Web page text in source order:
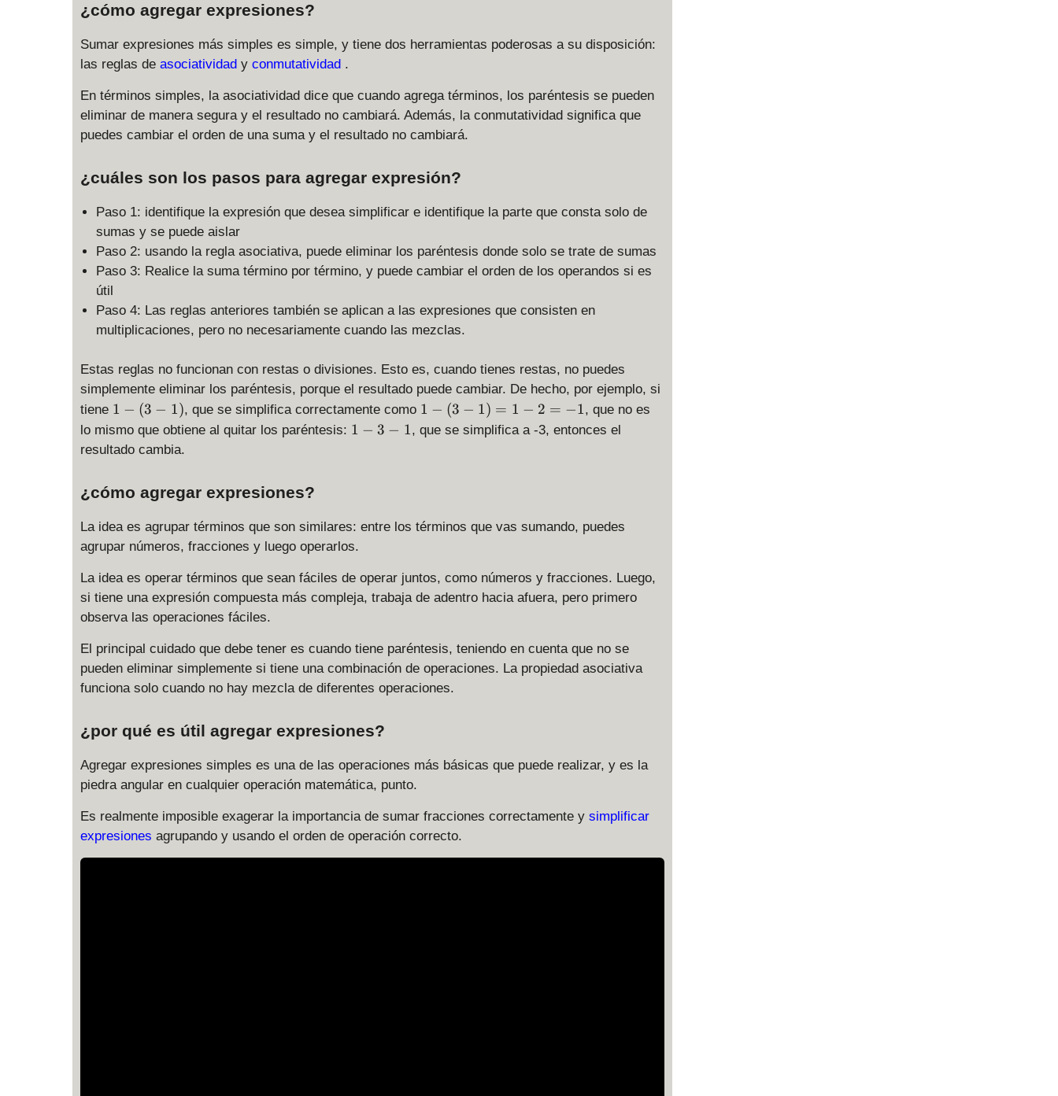
¿cómo agregar expresiones?
Sumar expresiones más simples es simple, y tiene dos herramientas poderosas a su disposición:
las reglas de asociatividad y conmutatividad .
En términos simples, la asociatividad dice que cuando agrega términos, los paréntesis se pueden
eliminar de manera segura y el resultado no cambiará. Además, la conmutatividad significa que
puedes cambiar el orden de una suma y el resultado no cambiará.
¿cuáles son los pasos para agregar expresión?
Paso 1: identifique la expresión que desea simplificar e identifique la parte que consta solo de
sumas y se puede aislar
Paso 2: usando la regla asociativa, puede eliminar los paréntesis donde solo se trate de sumas
Paso 3: Realice la suma término por término, y puede cambiar el orden de los operandos si es
útil
Paso 4: Las reglas anteriores también se aplican a las expresiones que consisten en
multiplicaciones, pero no necesariamente cuando las mezclas.
Estas reglas no funcionan con restas o divisiones. Esto es, cuando tienes restas, no puedes
simplemente eliminar los paréntesis, porque el resultado puede cambiar. De hecho, por ejemplo, si
tiene 1
-
3
1
1 − (3 − 1), que se simplifica correctamente como 1
-
(
=
2
=
1 − (3 − 1) = 1 − 2 = −1, que no es
lo mismo que obtiene al quitar los paréntesis: 1
1 − 3 − 1, que se simplifica a -3, entonces el
resultado cambia.
¿cómo agregar expresiones?
La idea es agrupar términos que son similares: entre los términos que vas sumando, puedes
agrupar números, fracciones y luego operarlos.
La idea es operar términos que sean fáciles de operar juntos, como números y fracciones. Luego,
si tiene una expresión compuesta más compleja, trabaja de adentro hacia afuera, pero primero
observa las operaciones fáciles.
El principal cuidado que debe tener es cuando tiene paréntesis, teniendo en cuenta que no se
pueden eliminar simplemente si tiene una combinación de operaciones. La propiedad asociativa
funciona solo cuando no hay mezcla de diferentes operaciones.
¿por qué es útil agregar expresiones?
Agregar expresiones simples es una de las operaciones más básicas que puede realizar, y es la
piedra angular en cualquier operación matemática, punto.
Es realmente imposible exagerar la importancia de sumar fracciones correctamente y simplificar
expresiones agrupando y usando el orden de operación correcto.